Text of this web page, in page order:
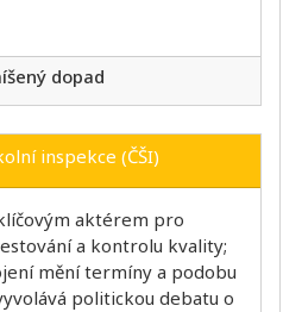
dopad
inspekce (ČŠI)
aktérem pro
a kontrolu kvality;
mění termíny a podobu
politickou debatu o